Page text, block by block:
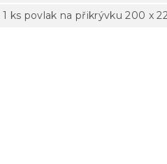
1 ks povlak na přikrývku 200 x